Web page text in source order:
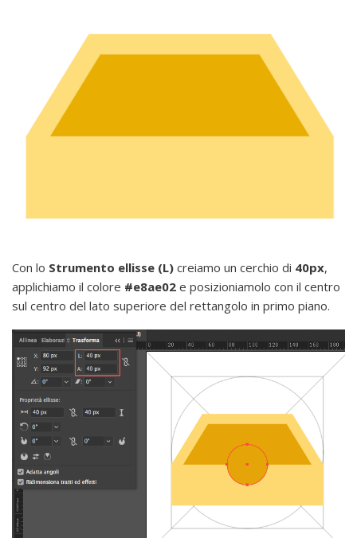
Con lo Strumento ellisse (L) creiamo un cerchio di 40px,
applichiamo il colore #e8ae02 e posizioniamolo con il centro
sul centro del lato superiore del rettangolo in primo piano.